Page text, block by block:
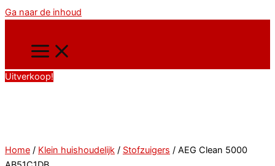
Ga naar de inhoud
Uitverkoop!
Home / Klein huishoudelijk / Stofzuigers / AEG Clean 5000